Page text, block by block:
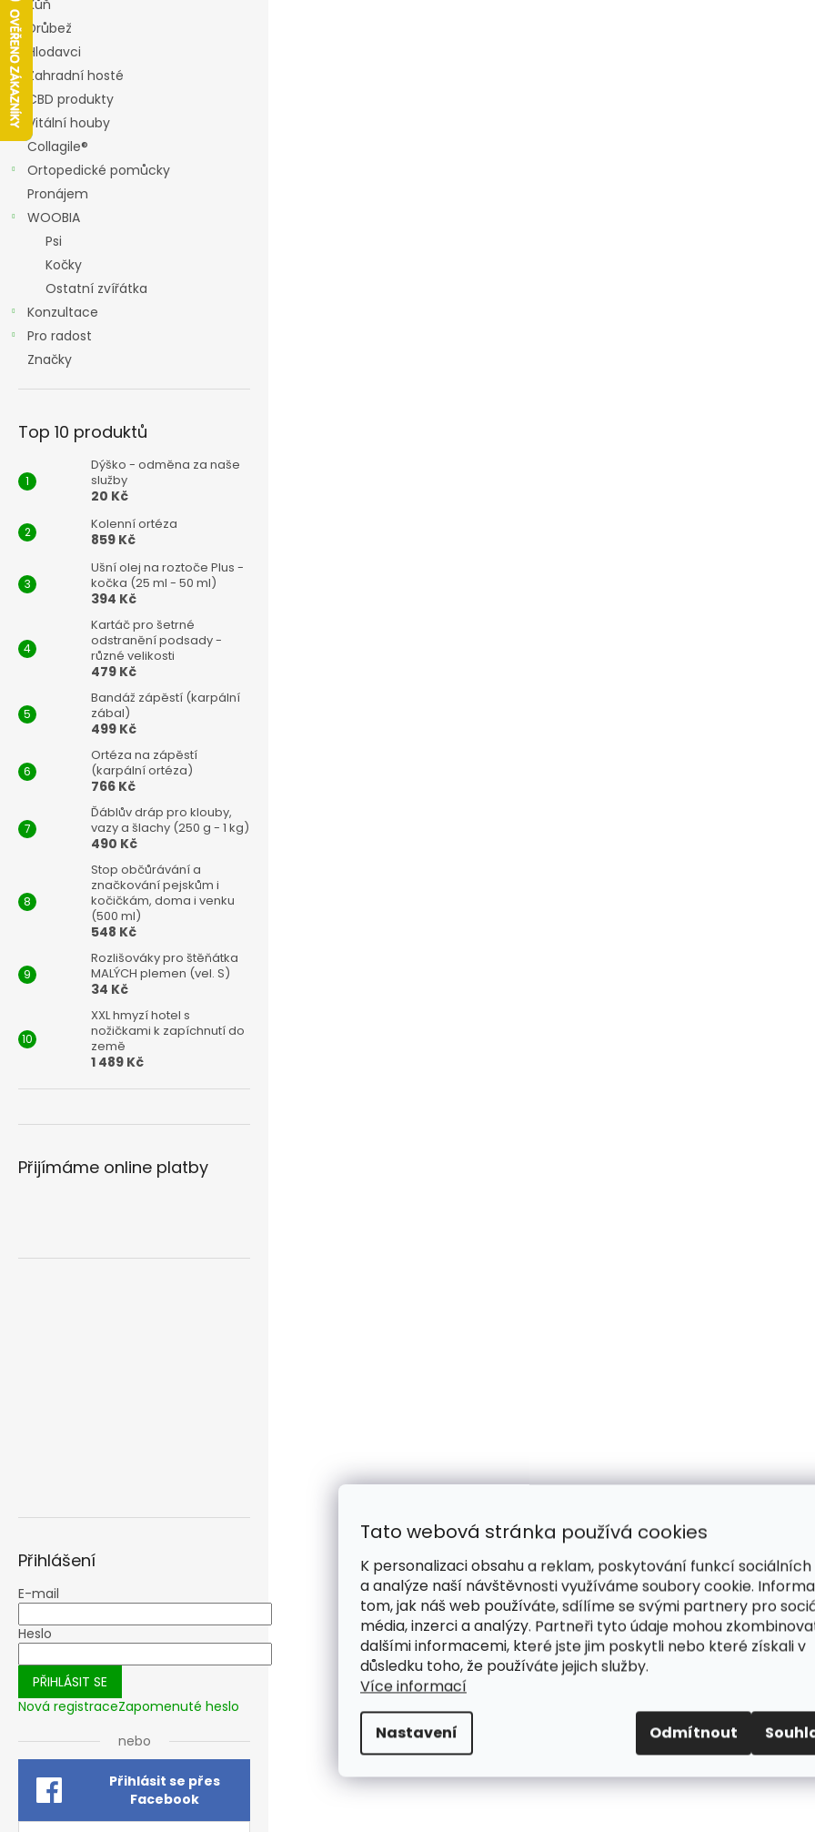
Tato webová stránka používá cookies
K personalizaci obsahu a reklam, poskytování funkcí
a analýze naší návštěvnosti využíváme soubory cookie.
tom, jak náš web používáte, sdílíme se svými partnery pro
média, inzerci a analýzy. Partneři tyto údaje mohou
dalšími informacemi, které jste jim poskytli nebo které získali v
důsledku toho, že používáte jejich služby.
Více informací
Nastavení Odmítnout
p
a
n
e
Kůň
Drůbež
Hlodavci
Zahradní hosté
CBD produkty
Vitální houby
Collagile®
Ortopedické pomůcky
Pronájem
WOOBIA
Psi
Kočky
Ostatní zvířátka
Konzultace
Pro radost
Značky
Top 10 produktů
Dýško - odměna za naše
služby
20 Kč
Kolenní ortéza
859 Kč
Ušní olej na roztoče Plus -
kočka (25 ml - 50 ml)
394 Kč
Kartáč pro šetrné
odstranění podsady -
různé velikosti
479 Kč
Bandáž zápěstí (karpální
zábal)
499 Kč
Ortéza na zápěstí
(karpální ortéza)
766 Kč
Ďáblův dráp pro klouby,
vazy a šlachy (250 g - 1 kg)
490 Kč
Stop občůrávání a
značkování pejskům i
kočičkám, doma i venku
(500 ml)
548 Kč
Rozlišováky pro štěňátka
MALÝCH plemen (vel. S)
34 Kč
XXL hmyzí hotel s
nožičkami k zapíchnutí do
země
1 489 Kč
Přijímáme online platby
Přihlášení
E-mail
Heslo
PŘIHLÁSIT SE
Nová registraceZapomenuté heslo
nebo
Přihlásit se přes
Facebook